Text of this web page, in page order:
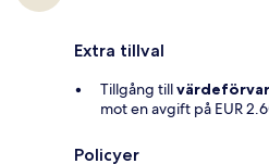
Extra tillval
Tillgång till
mot en avgift på EUR
Policyer